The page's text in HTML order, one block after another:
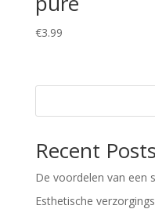
€3.99
Recent Posts
De voordelen van een
Esthetische